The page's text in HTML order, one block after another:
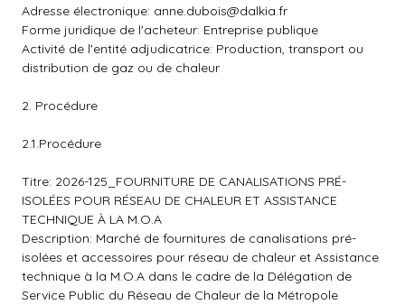
Adresse électronique: anne.dubois@dalkia.fr
Forme juridique de l'acheteur: Entreprise publique
Activité de l'entité adjudicatrice: Production, transport ou
distribution de gaz ou de chaleur
2. Procédure
2.1.Procédure
Titre: 2026-125_FOURNITURE DE CANALISATIONS PRÉ-
ISOLÉES POUR RÉSEAU DE CHALEUR ET ASSISTANCE
TECHNIQUE À LA M.O.A
Description: Marché de fournitures de canalisations pré-
isolées et accessoires pour réseau de chaleur et Assistance
technique à la M.O.A dans le cadre de la Délégation de
Service Public du Réseau de Chaleur de la Métropole